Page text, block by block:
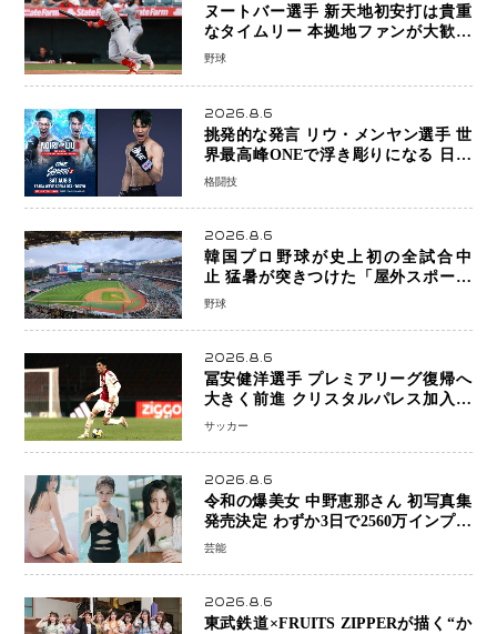
ヌートバー選手 新天地初安打は貴重
なタイムリー 本拠地ファンが大歓声
笑顔で歓喜
野球
2026.8.6
挑発的な発言 リウ・メンヤン選手 世
界最高峰ONEで浮き彫りになる 日本
キックボクシングが直面する“技術
格闘技
2026.8.6
韓国プロ野球が史上初の全試合中
止 猛暑が突きつけた「屋外スポーツ
の限界」 日本発のドーム型施設時代
野球
2026.8.6
冨安健洋選手 プレミアリーグ復帰へ
大きく前進 クリスタルパレス加入目
前 メディカルチェックも通過
サッカー
2026.8.6
令和の爆美女 中野恵那さん 初写真集
発売決定 わずか3日で2560万インプレ
ッションを記録した話題の美貌を凝縮
芸能
2026.8.6
東武鉄道×FRUITS ZIPPERが描く“か